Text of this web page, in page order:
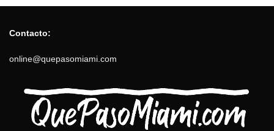
Contacto:
online@quepasomiami.com